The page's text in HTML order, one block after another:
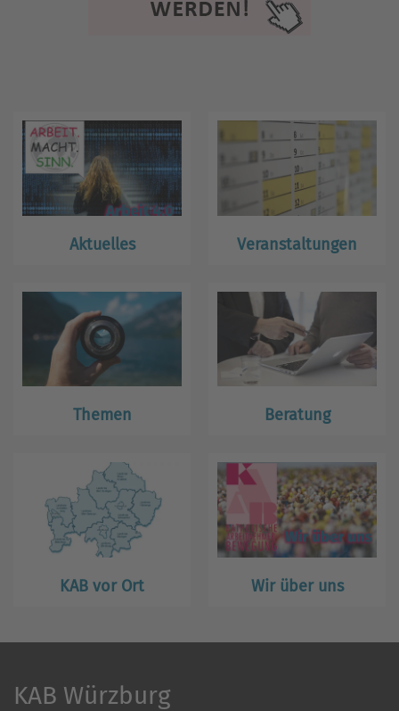
Aktuelles Veranstaltungen
Themen Beratung
KAB vor Ort Wir über uns
KAB Würzburg